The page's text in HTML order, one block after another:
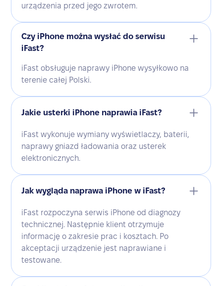
urządzenia przed jego zwrotem.
Czy iPhone można wysłać do serwisu
iFast?
iFast obsługuje naprawy iPhone wysyłkowo na
terenie całej Polski.
Jakie usterki iPhone naprawia iFast?
iFast wykonuje wymiany wyświetlaczy, baterii,
naprawy gniazd ładowania oraz usterek
elektronicznych.
Jak wygląda naprawa iPhone w iFast?
iFast rozpoczyna serwis iPhone od diagnozy
technicznej. Następnie klient otrzymuje
informację o zakresie prac i kosztach. Po
akceptacji urządzenie jest naprawiane i
testowane.